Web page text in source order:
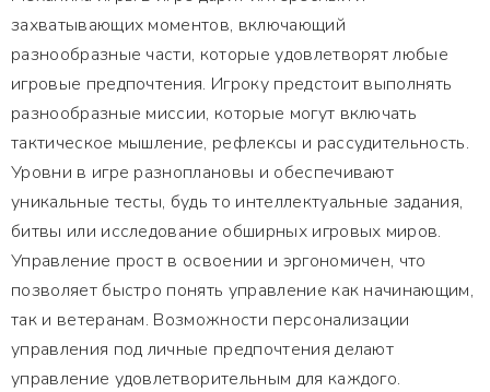
захватывающих моментов, включающий
разнообразные части, которые удовлетворят любые
игровые предпочтения. Игроку предстоит выполнять
разнообразные миссии, которые могут включать
тактическое мышление, рефлексы и рассудительность.
Уровни в игре разноплановы и обеспечивают
уникальные тесты, будь то интеллектуальные задания,
битвы или исследование обширных игровых миров.
Управление прост в освоении и эргономичен, что
позволяет быстро понять управление как начинающим,
так и ветеранам. Возможности персонализации
управления под личные предпочтения делают
управление удовлетворительным для каждого.